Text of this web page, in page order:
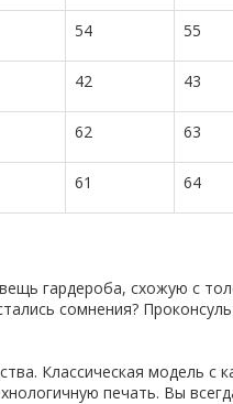
54 55
42 43
62 63
61 64
гардероба, схожую с
сомнения?
Классическая модель
печать. Вы